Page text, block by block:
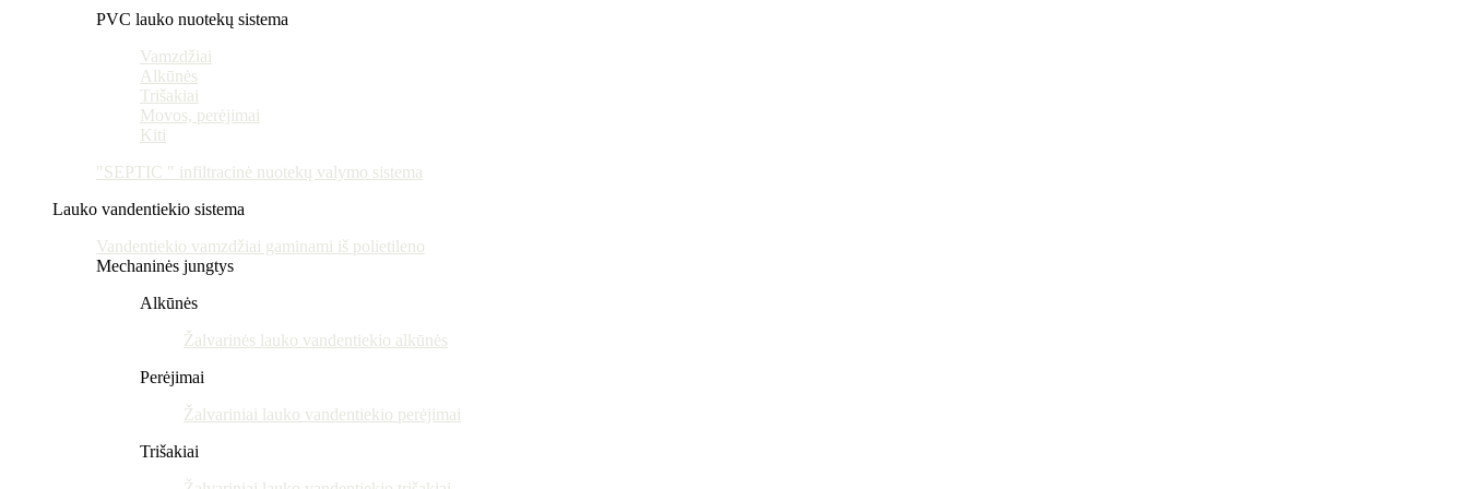
PVC lauko nuotekų sistema
Vamzdžiai
Alkūnės
Trišakiai
Movos, perėjimai
Kiti
"SEPTIC " infiltracinė nuotekų valymo sistema
Lauko vandentiekio sistema
Vandentiekio vamzdžiai gaminami iš polietileno
Mechaninės jungtys
Alkūnės
Žalvarinės lauko vandentiekio alkūnės
Perėjimai
Žalvariniai lauko vandentiekio perėjimai
Trišakiai